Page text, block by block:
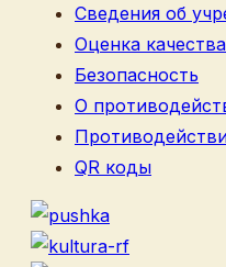
Сведения об
Оценка
Безопасность
О
QR коды